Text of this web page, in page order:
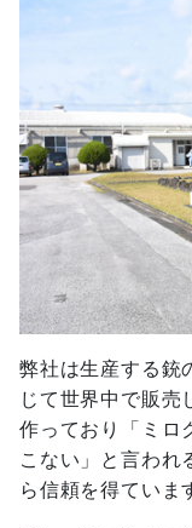
弊社は生産する銃
じて世界中で販売
作っており「ミロ
こない」と言われ
ら信頼を得ていま